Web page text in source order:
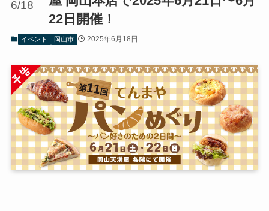
22日開催！
6/18
イベント 岡山市 2025年6月18日